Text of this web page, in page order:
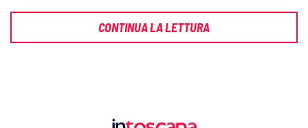
CONTINUA LA LETTURA